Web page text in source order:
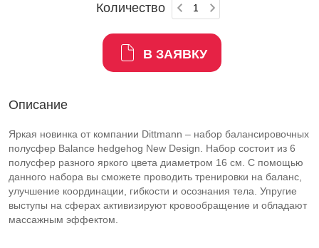
Количество
В ЗАЯВКУ
Описание
Яркая новинка от компании Dittmann – набор балансировочных
полусфер Balance hedgehog New Design. Набор состоит из 6
полусфер разного яркого цвета диаметром 16 см. С помощью
данного набора вы сможете проводить тренировки на баланс,
улучшение координации, гибкости и осознания тела. Упругие
выступы на сферах активизируют кровообращение и обладают
массажным эффектом.